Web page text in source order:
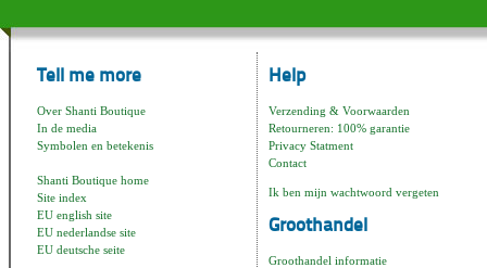
Tell me more
Over Shanti Boutique
In de media
Symbolen en betekenis
Shanti Boutique home
Site index
EU english site
EU nederlandse site
EU deutsche seite
Help
Verzending & Voorwaarden
Retourneren: 100% garantie
Privacy Statment
Contact
Ik ben mijn wachtwoord vergeten
Groothandel
Groothandel informatie